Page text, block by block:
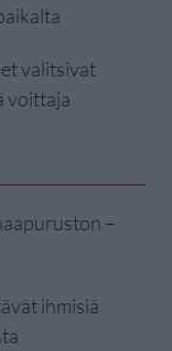
valitsivat
voittaja
–
ihmisiä